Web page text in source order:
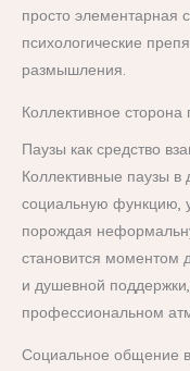
просто элементарная
психологические
размышления.
Коллективное
Паузы как средство
Коллективные паузы в
социальную функцию,
порождая
становится моментом
и душевной
профессиональном
Социальное общение